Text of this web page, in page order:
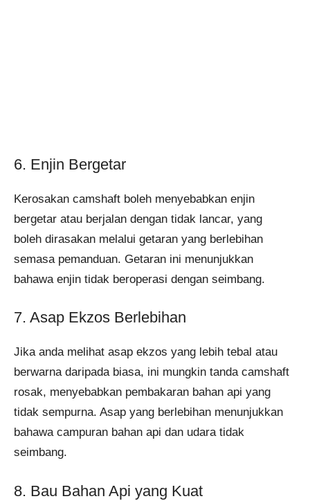
6. Enjin Bergetar
Kerosakan camshaft boleh menyebabkan enjin
bergetar atau berjalan dengan tidak lancar, yang
boleh dirasakan melalui getaran yang berlebihan
semasa pemanduan. Getaran ini menunjukkan
bahawa enjin tidak beroperasi dengan seimbang.
7. Asap Ekzos Berlebihan
Jika anda melihat asap ekzos yang lebih tebal atau
berwarna daripada biasa, ini mungkin tanda camshaft
rosak, menyebabkan pembakaran bahan api yang
tidak sempurna. Asap yang berlebihan menunjukkan
bahawa campuran bahan api dan udara tidak
seimbang.
8. Bau Bahan Api yang Kuat